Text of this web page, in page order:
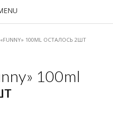
«FUNNY» 100ML ОСТАЛОСЬ 2ШТ
100ml